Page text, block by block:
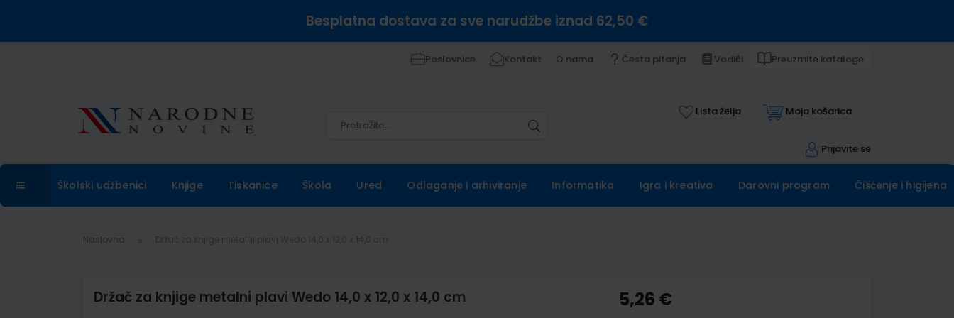
Besplatna dostava za sve narudžbe iznad 62,50 €
Poslovnice Kontakt O nama Česta pitanja Vodiči Preuzmite kataloge
Lista želja Moja košarica
Prijavite se
Školski udžbenici Knjige Tiskanice Škola Ured Odlaganje i arhiviranje Informatika Igra i kreativa Darovni program Čišćenje i higijena
Naslovna
Držač za knjige metalni plavi Wedo 14,0 x 12,0 x 14,0 cm 5,26 €